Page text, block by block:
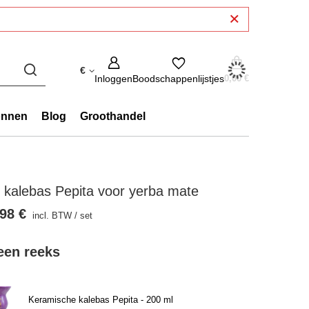
€
InloggenBoodschappenlijstjes0,00 €
Blog Groothandel
kalebas Pepita voor yerba mate
reeks
Keramische kalebas Pepita - 200 ml
€ incl. BTW /set